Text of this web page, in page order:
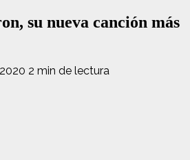
su nueva canción más
2 min de lectura